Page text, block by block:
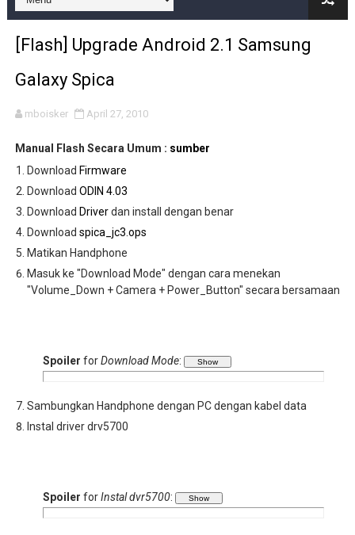
[Flash] Upgrade Android 2.1 Samsung
Galaxy Spica
mboisker April 27, 2010
Manual Flash Secara Umum : sumber
Download Firmware
Download ODIN 4.03
Download Driverdan install dengan benar
Download spica_jc3.ops
Matikan Handphone
Masuk ke "Download Mode" dengan cara menekan
"Volume_Down + Camera + Power_Button" secara bersamaan
Spoiler forDownload Mode:
Sambungkan Handphone dengan PC dengan kabel data
Instal driver drv5700
Spoiler forInstal dvr5700: